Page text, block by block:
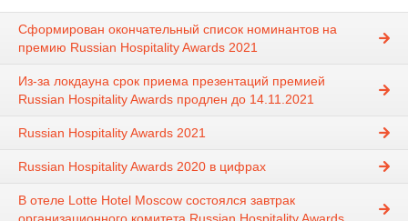
Сформирован окончательный список номинантов на
премию Russian Hospitality Awards 2021
Из-за локдауна срок приема презентаций премией
Russian Hospitality Awards продлен до 14.11.2021
Russian Hospitality Awards 2021
Russian Hospitality Awards 2020 в цифрах
В отеле Lotte Hotel Moscow состоялся завтрак